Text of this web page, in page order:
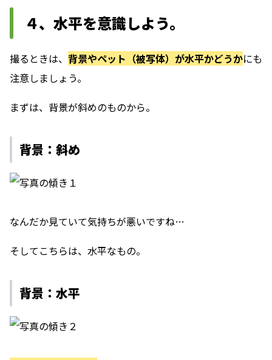
４、水平を意識しよう。
撮るときは、 背景やペット（被写体）が水平かどうかにも
注意しましょう。
まずは、背景が斜めのものから。
背景：斜め
なんだか見ていて気持ちが悪いですね…
そしてこちらは、水平なもの。
背景：水平